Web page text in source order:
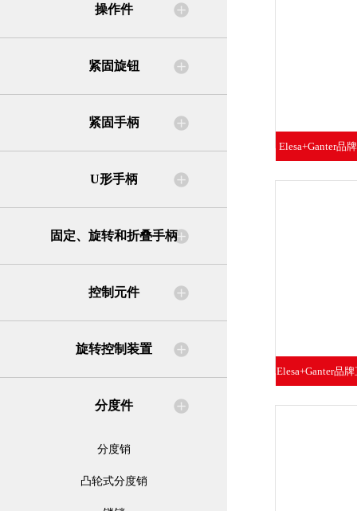
操作件
紧固旋钮
紧固手柄
U形手柄
固定、旋转和折叠手柄
控制元件
旋转控制装置
分度件
分度销
凸轮式分度销
Elesa+Ganter品
Elesa+Ganter品